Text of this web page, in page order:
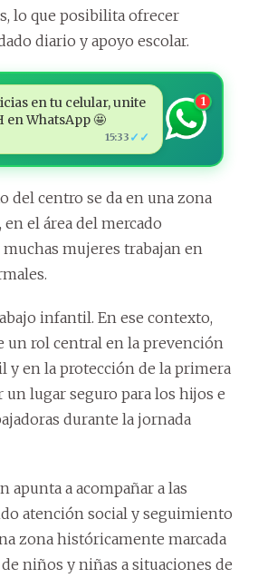
lo que posibilita ofrecer
diario y apoyo escolar.
en tu celular, unite
en WhatsApp 🤩
15:33 ✓✓
1
del centro se da en una zona
en el área del mercado
mujeres trabajan en
infantil. En ese contexto,
un rol central en la prevención
y en la protección de la primera
un lugar seguro para los hijos e
durante la jornada
apunta a acompañar a las
atención social y seguimiento
zona históricamente marcada
niños y niñas a situaciones de